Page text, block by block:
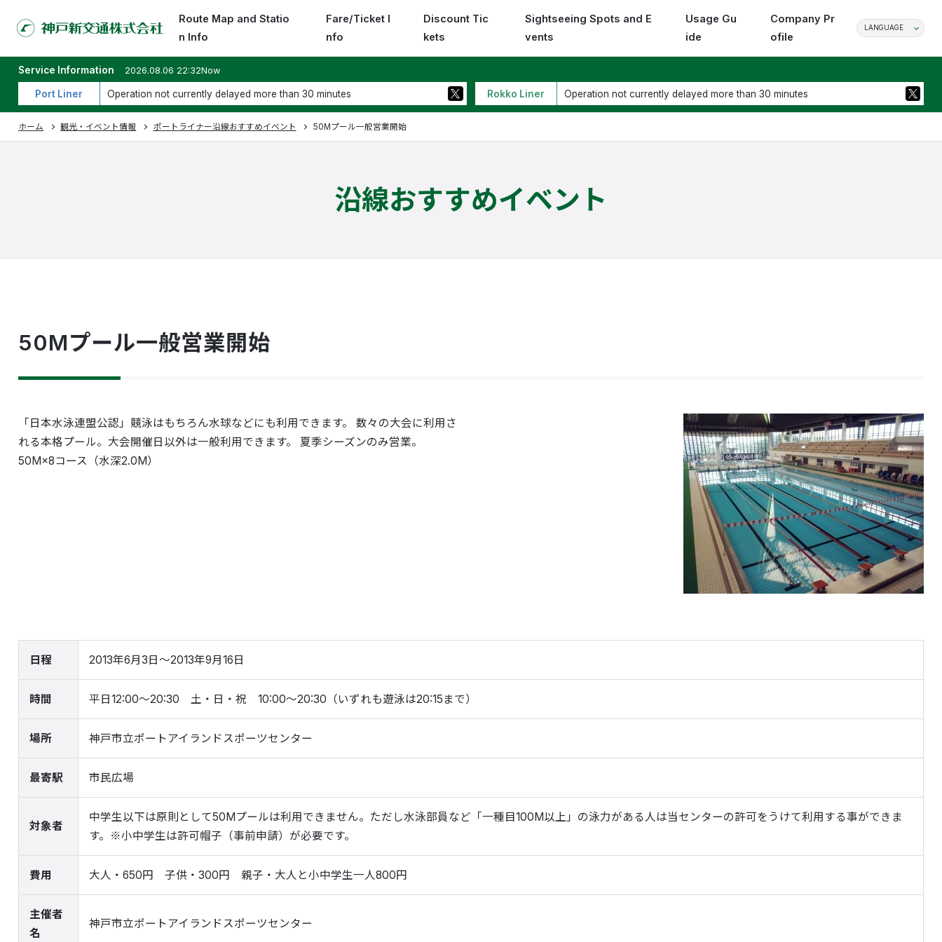
Route Map and Statio
n Info
Fare/Ticket I
nfo
Discount Tic
kets
Sightseeing Spots and E
vents
Usage Gu
ide
Company Pr
ofile
LANGUAGE
Service Information 2026.08.06 22:32Now
Port Liner Operation not currently delayed more than 30 minutes Rokko Liner Operation not currently delayed more than 30 minutes
ホーム 観光・イベント情報 ポートライナー沿線おすすめイベント 50Mプール一般営業開始
沿線おすすめイベント
50Mプール一般営業開始
「日本水泳連盟公認」競泳はもちろん水球などにも利用できます。 数々の大会に利用さ
れる本格プール。大会開催日以外は一般利用できます。 夏季シーズンのみ営業。
50M×8コース（水深2.0M）
日程 2013年6月3日～2013年9月16日
時間 平日12:00～20:30 土・日・祝 10:00～20:30（いずれも遊泳は20:15まで）
場所 神戸市立ポートアイランドスポーツセンター
最寄駅 市民広場
対象者
中学生以下は原則として50Mプールは利用できません。ただし水泳部員など「一種目100M以上」の泳力がある人は当センターの許可をうけて利用する事ができま
す。※小中学生は許可帽子（事前申請）が必要です。
費用 大人・650円 子供・300円 親子・大人と小中学生一人800円
主催者
名
神戸市立ポートアイランドスポーツセンター